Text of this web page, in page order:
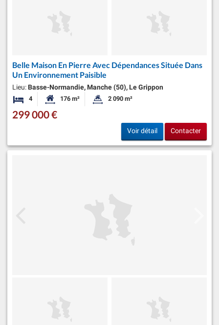
Belle Maison En Pierre Avec Dépendances Située Dans
Un Environnement Paisible
Lieu: Basse-Normandie, Manche (50), Le Grippon
4 Chambres Surface habitable:
176 m² Superficie du terrain:
2 090 m²
299 000 €
Voir détail Contacter